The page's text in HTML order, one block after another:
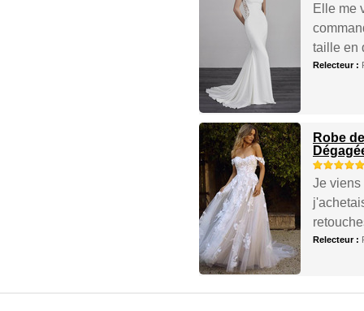
Elle me
taille en
Relecteur :
Robe
Je viens
Relecteur :